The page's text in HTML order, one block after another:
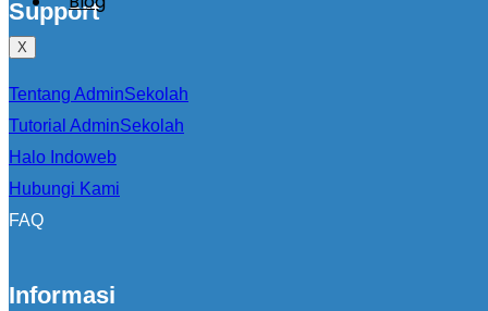
X
Support
Tentang AdminSekolah
Tutorial AdminSekolah
Halo Indoweb
Hubungi Kami
FAQ
Informasi